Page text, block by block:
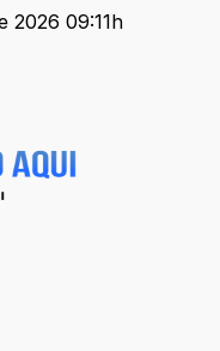
2026 09:11h